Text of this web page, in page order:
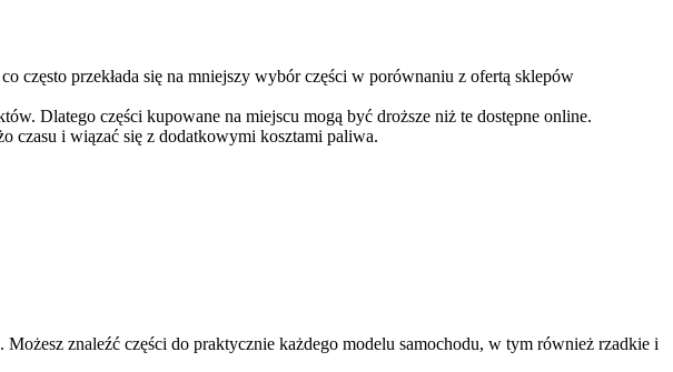
często przekłada się na mniejszy wybór części w porównaniu z ofertą sklepów
Dlatego części kupowane na miejscu mogą być droższe niż te dostępne online.
czasu i wiązać się z dodatkowymi kosztami paliwa.
znaleźć części do praktycznie każdego modelu samochodu, w tym również rzadkie i